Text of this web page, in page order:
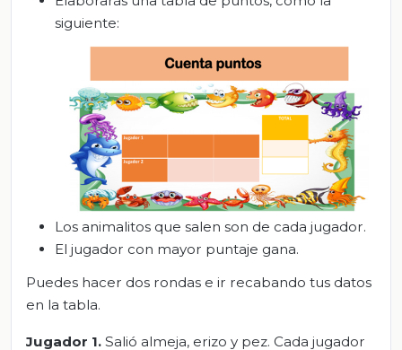
siguiente:
Los animalitos que salen son de cada jugador.
El jugador con mayor puntaje gana.
Puedes hacer dos rondas e ir recabando tus datos
en la tabla.
Jugador 1. Salió almeja, erizo y pez. Cada jugador